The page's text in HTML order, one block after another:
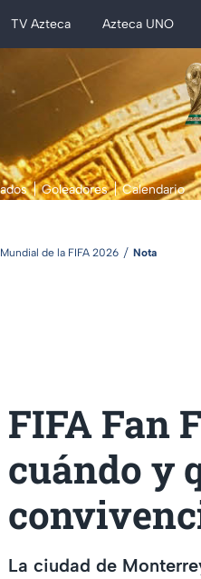
TV Azteca Azteca UNO
Goleadores Calendario
de la FIFA 2026 Nota
FIFA Fan
cuándo y
La ciudad de